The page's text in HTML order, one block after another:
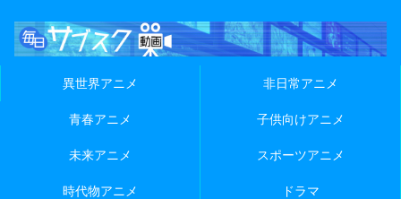
異世界アニメ 非日常アニメ
青春アニメ 子供向けアニメ
未来アニメ スポーツアニメ
時代物アニメ ドラマ